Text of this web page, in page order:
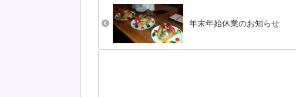
になりますが元気で
す。マゴ3人にも恵ま
れ、おかげさまで元
気に40年が迎えられ
り際、ちょこっと顔
年末年始休業のお知らせ